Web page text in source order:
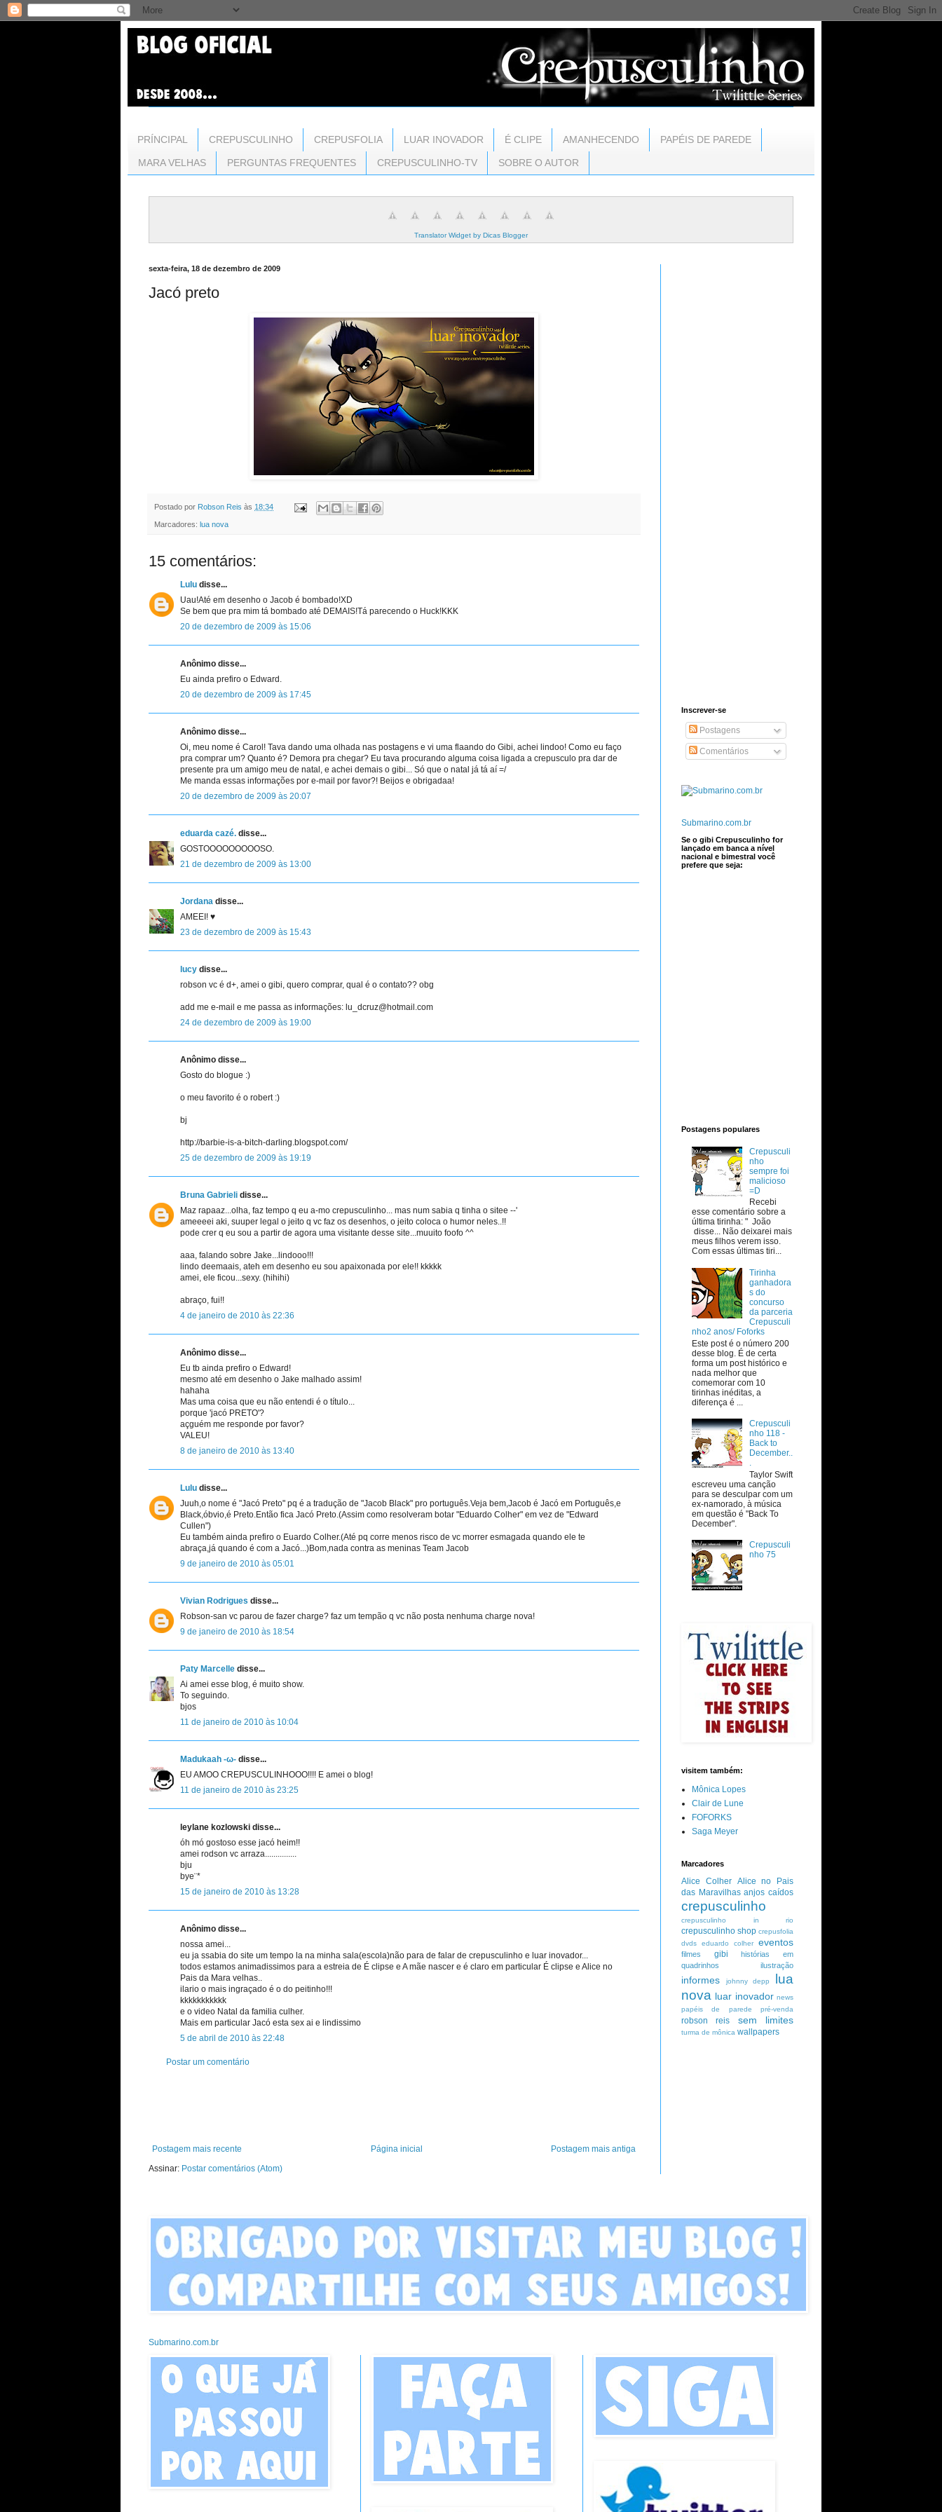
PRÍNCIPAL CREPUSCULINHO CREPUSFOLIA LUAR INOVADOR É CLIPE AMANHECENDO PAPÉIS DE PAREDE
MARA VELHAS PERGUNTAS FREQUENTES CREPUSCULINHO-TV SOBRE O AUTOR
Translator Widget by Dicas Blogger
sexta-feira, 18 de dezembro de 2009
Jacó preto
Postado por Robson Reis às 18:34
Marcadores: lua nova
15 comentários:
Lulu disse...
Uau!Até em desenho o Jacob é bombado!XD
Se bem que pra mim tá bombado até DEMAIS!Tá parecendo o Huck!KKK
20 de dezembro de 2009 às 15:06
Anônimo disse...
Eu ainda prefiro o Edward.
20 de dezembro de 2009 às 17:45
Anônimo disse...
Oi, meu nome é Carol! Tava dando uma olhada nas postagens e vi uma flaando do Gibi, achei lindoo! Como eu faço
pra comprar um? Quanto é? Demora pra chegar? Eu tava procurando alguma coisa ligada a crepusculo pra dar de
presente pra um amigo meu de natal, e achei demais o gibi... Só que o natal já tá aí =/
Me manda essas informações por e-mail por favor?! Beijos e obrigadaa!
20 de dezembro de 2009 às 20:07
eduarda cazé. disse...
GOSTOOOOOOOOOSO.
21 de dezembro de 2009 às 13:00
Jordana disse...
AMEEI! ♥
23 de dezembro de 2009 às 15:43
lucy disse...
robson vc é d+, amei o gibi, quero comprar, qual é o contato?? obg
add me e-mail e me passa as informações: lu_dcruz@hotmail.com
24 de dezembro de 2009 às 19:00
Anônimo disse...
Gosto do blogue :)
o meu favorito é o robert :)
bj
http://barbie-is-a-bitch-darling.blogspot.com/
25 de dezembro de 2009 às 19:19
Bruna Gabrieli disse...
Maz rapaaz...olha, faz tempo q eu a-mo crepusculinho... mas num sabia q tinha o sitee --'
ameeeei aki, suuper legal o jeito q vc faz os desenhos, o jeito coloca o humor neles..!!
pode crer q eu sou a partir de agora uma visitante desse site...muuito foofo ^^
aaa, falando sobre Jake...lindooo!!!
lindo deemaais, ateh em desenho eu sou apaixonada por ele!! kkkkk
amei, ele ficou...sexy. (hihihi)
abraço, fui!!
4 de janeiro de 2010 às 22:36
Anônimo disse...
Eu tb ainda prefiro o Edward!
mesmo até em desenho o Jake malhado assim!
hahaha
Mas uma coisa que eu não entendi é o título...
porque 'jacó PRETO'?
açguém me responde por favor?
VALEU!
8 de janeiro de 2010 às 13:40
Lulu disse...
Juuh,o nome é "Jacó Preto" pq é a tradução de "Jacob Black" pro português.Veja bem,Jacob é Jacó em Português,e
Black,óbvio,é Preto.Então fica Jacó Preto.(Assim como resolveram botar "Eduardo Colher" em vez de "Edward
Cullen")
Eu também ainda prefiro o Euardo Colher.(Até pq corre menos risco de vc morrer esmagada quando ele te
abraça,já quando é com a Jacó...)Bom,nada contra as meninas Team Jacob
9 de janeiro de 2010 às 05:01
Vivian Rodrigues disse...
Robson-san vc parou de fazer charge? faz um tempão q vc não posta nenhuma charge nova!
9 de janeiro de 2010 às 18:54
Paty Marcelle disse...
Ai amei esse blog, é muito show.
To seguindo.
bjos
11 de janeiro de 2010 às 10:04
Madukaah -ω- disse...
EU AMOO CREPUSCULINHOOO!!!! E amei o blog!
11 de janeiro de 2010 às 23:25
leylane kozlowski disse...
óh mó gostoso esse jacó heim!!
amei rodson vc arraza...............
bju
bye¨*
15 de janeiro de 2010 às 13:28
Anônimo disse...
nossa amei...
eu ja ssabia do site um tempo la na minha sala(escola)não para de falar de crepusculinho e luar inovador...
todos estamos animadissimos para a estreia de É clipse e A mãe nascer e é claro em particular É clipse e Alice no
Pais da Mara velhas..
ilario o mais ingraçado é o do peitinho!!!
kkkkkkkkkkk
e o video Natal da familia culher.
Mais em particular Jacó esta sex ai e lindissimo
5 de abril de 2010 às 22:48
Postar um comentário
Postagem mais recente Postagem mais antiga
Página inicial
Assinar: Postar comentários (Atom)
Inscrever-se
Postagens
Comentários
Submarino.com.br
Se o gibi Crepusculinho for
lançado em banca a nível
nacional e bimestral você
prefere que seja:
Postagens populares
Crepusculi
nho
sempre foi
malicioso
=D
Recebi
esse comentário sobre a
última tirinha: " João
disse... Não deixarei mais
meus filhos verem isso.
Com essas últimas tiri...
Tirinha
ganhadora
s do
concurso
da parceria
Crepusculi
nho2 anos/ Foforks
Este post é o número 200
desse blog. É de certa
forma um post histórico e
nada melhor que
comemorar com 10
tirinhas inéditas, a
diferença é ...
Crepusculi
nho 118 -
Back to
December..
.
Taylor Swift
escreveu uma canção
para se desculpar com um
ex-namorado, à música
em questão é "Back To
December".
Crepusculi
nho 75
visitem também:
Mônica Lopes
Clair de Lune
FOFORKS
Saga Meyer
Marcadores
Alice Colher Alice no Pais
das Maravilhas anjos caídos
crepusculinho
crepusculinho in rio
crepusculinho shop crepusfolia
dvds
eduardo colher eventos
filmes gibi
histórias em
quadrinhos
ilustração
informes johnny depp
lua
nova luar inovador news
papéis de parede
pré-venda
robson reis sem limites
turma de mônica wallpapers
Submarino.com.br